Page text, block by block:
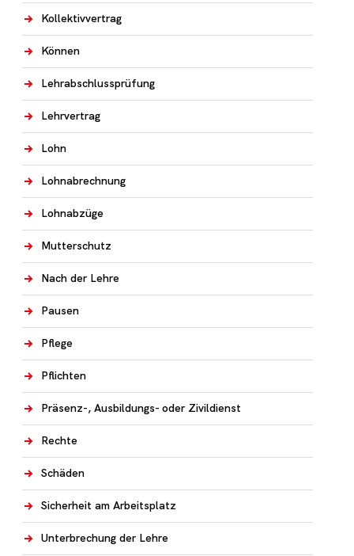
Kollektivvertrag
Können
Lehrabschlussprüfung
Lehrvertrag
Lohn
Lohnabrechnung
Lohnabzüge
Mutterschutz
Nach der Lehre
Pausen
Pflege
Pflichten
Präsenz-, Ausbildungs- oder Zivildienst
Rechte
Schäden
Sicherheit am Arbeitsplatz
Unterbrechung der Lehre